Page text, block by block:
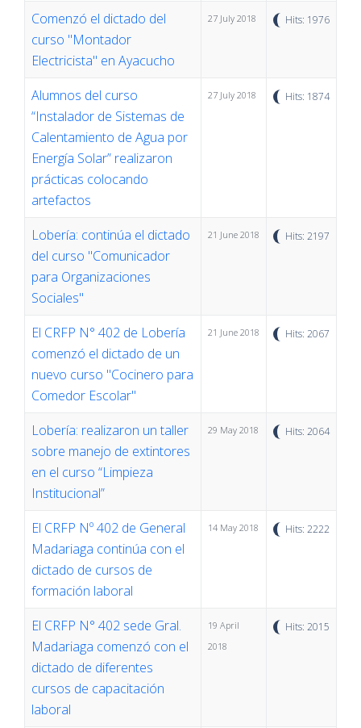
Comenzó el dictado del
curso "Montador
Electricista" en Ayacucho
27 July 2018 Hits: 1976
Alumnos del curso
“Instalador de Sistemas de
Calentamiento de Agua por
Energía Solar” realizaron
prácticas colocando
artefactos
27 July 2018 Hits: 1874
Lobería: continúa el dictado
del curso "Comunicador
para Organizaciones
Sociales"
21 June 2018 Hits: 2197
El CRFP N° 402 de Lobería
comenzó el dictado de un
nuevo curso "Cocinero para
Comedor Escolar"
21 June 2018 Hits: 2067
Lobería: realizaron un taller
sobre manejo de extintores
en el curso “Limpieza
Institucional”
29 May 2018 Hits: 2064
El CRFP Nº 402 de General
Madariaga continúa con el
dictado de cursos de
formación laboral
14 May 2018 Hits: 2222
El CRFP N° 402 sede Gral.
Madariaga comenzó con el
dictado de diferentes
cursos de capacitación
laboral
19 April
2018
Hits: 2015